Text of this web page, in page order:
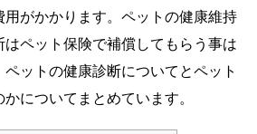
がかかります。ペットの健康維持
ペット保険で補償してもらう事は
ットの健康診断についてとペット
についてまとめています。